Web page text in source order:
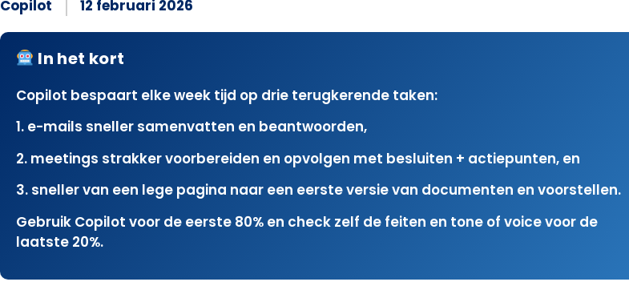
Copilot 12 februari 2026
In het kort
Copilot bespaart elke week tijd op drie terugkerende taken:
1. e-mails sneller samenvatten en beantwoorden,
2. meetings strakker voorbereiden en opvolgen met besluiten + actiepunten, en
3. sneller van een lege pagina naar een eerste versie van documenten en voorstellen.
Gebruik Copilot voor de eerste 80% en check zelf de feiten en tone of voice voor de
laatste 20%.